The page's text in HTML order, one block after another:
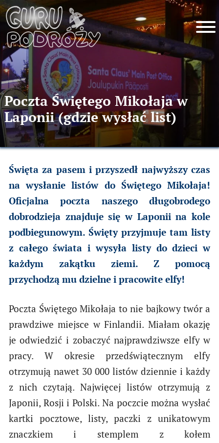
Poczta Świętego Mikołaja w
Laponii (gdzie wysłać list)
Święta za pasem i przyszedł najwyższy czas
na wysłanie listów do Świętego Mikołaja!
Oficjalna poczta naszego długobrodego
dobrodzieja znajduje się w Laponii na kole
podbiegunowym. Święty przyjmuje tam listy
z całego świata i wysyła listy do dzieci w
każdym zakątku ziemi. Z pomocą
przychodzą mu dzielne i pracowite elfy!
Poczta Świętego Mikołaja to nie bajkowy twór a
prawdziwe miejsce w Finlandii. Miałam okazję
je odwiedzić i zobaczyć najprawdziwsze elfy w
pracy. W okresie przedświątecznym elfy
otrzymują nawet 30 000 listów dziennie i każdy
z nich czytają. Najwięcej listów otrzymują z
Japonii, Rosji i Polski. Na poczcie można wysłać
kartki pocztowe, listy, paczki z unikatowym
znaczkiem i stemplem z kołem